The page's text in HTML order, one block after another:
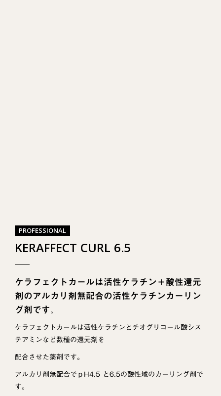
PROFESSIONAL
KERAFFECT CURL 6.5
ケラフェクトカールは活性ケラチン＋酸性還元
剤のアルカリ剤無配合の活性ケラチンカーリン
グ剤です。
ケラフェクトカールは活性ケラチンとチオグリコール酸シス
テアミンなど数種の還元剤を
配合させた薬剤です。
アルカリ剤無配合でｐH4.5 と6.5の酸性域のカーリング剤で
す。